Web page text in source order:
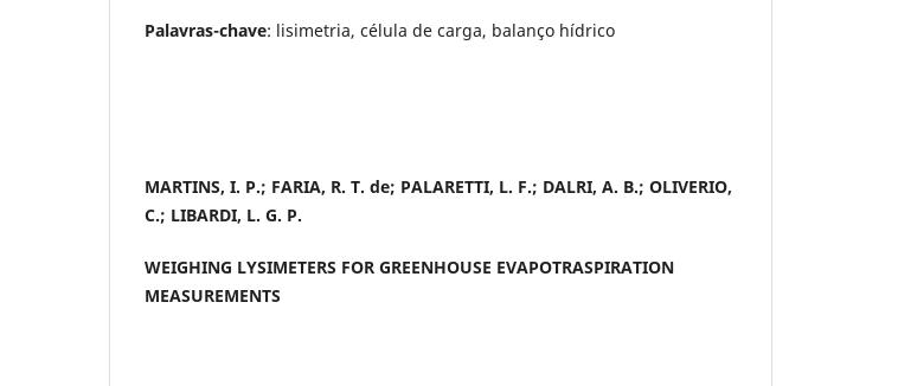
Palavras-chave: lisimetria, célula de carga, balanço hídrico
MARTINS, I. P.; FARIA, R. T. de; PALARETTI, L. F.; DALRI, A. B.; OLIVERIO,
C.; LIBARDI, L. G. P.
WEIGHING LYSIMETERS FOR GREENHOUSE EVAPOTRASPIRATION
MEASUREMENTS